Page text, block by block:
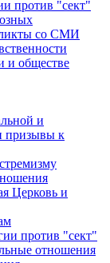
против "сект"
со СМИ
и обществе
и
призывы к
Церковь и
против "сект"
отношения